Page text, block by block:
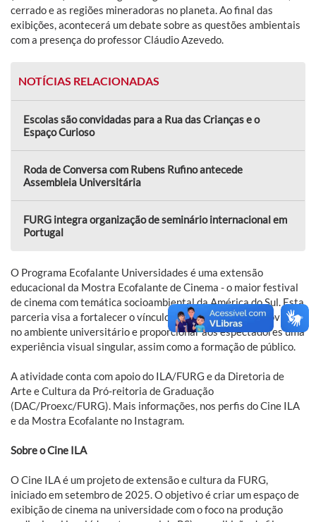
cerrado e as regiões mineradoras no planeta. Ao final das
exibições, acontecerá um debate sobre as questões ambientais
com a presença do professor Cláudio Azevedo.
NOTÍCIAS RELACIONADAS
Escolas são convidadas para a Rua das Crianças e o
Espaço Curioso
Roda de Conversa com Rubens Rufino antecede
Assembleia Universitária
FURG integra organização de seminário internacional em
Portugal
O Programa Ecofalante Universidades é uma extensão
educacional da Mostra Ecofalante de Cinema - o maior festival
de cinema com temática socioambiental da América do Sul. Esta
parceria visa a fortalecer o vínculo da linguagem do audiovisual
no ambiente universitário e proporcionar aos espectadores uma
experiência visual singular, assim como a formação de público.
A atividade conta com apoio do ILA/FURG e da Diretoria de
Arte e Cultura da Pró-reitoria de Graduação
(DAC/Proexc/FURG). Mais informações, nos perfis do Cine ILA
e da Mostra Ecofalante no Instagram.
Sobre o Cine ILA
O Cine ILA é um projeto de extensão e cultura da FURG,
iniciado em setembro de 2025. O objetivo é criar um espaço de
exibição de cinema na universidade com o foco na produção